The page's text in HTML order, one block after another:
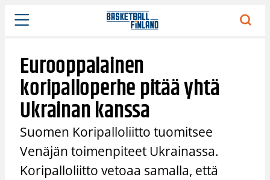
Siirry
sisältöön
Eurooppalainen
koripalloperhe pitää yhtä
Ukrainan kanssa
Suomen Koripalloliitto tuomitsee
Venäjän toimenpiteet Ukrainassa.
Koripalloliitto vetoaa samalla, että